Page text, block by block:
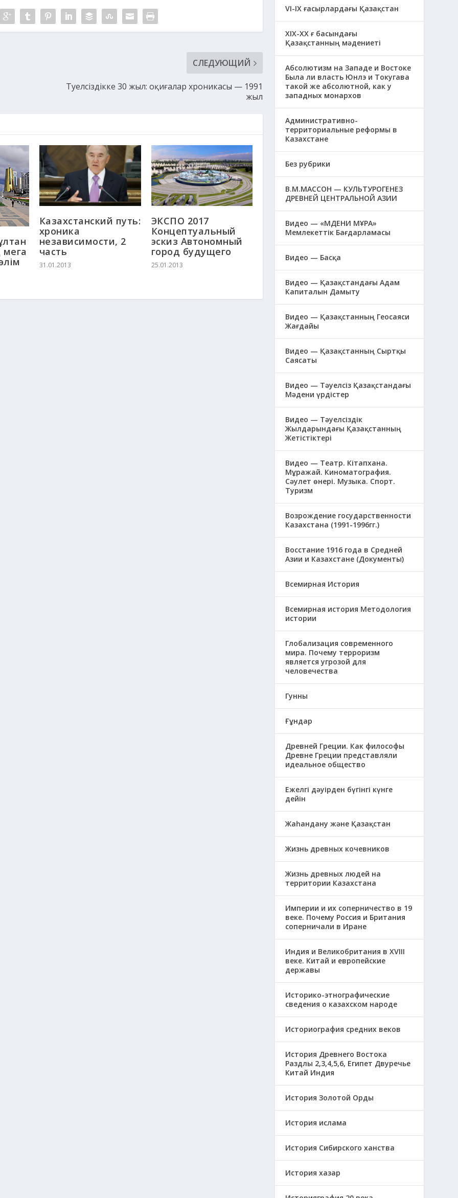
СЛЕДУЮЩИЙ
Тәуелсіздікке 30 жыл: оқиғалар хроникасы — 1991
жыл
Казахстанский путь:
хроника
независимости, 2
часть
31.01.2013
ЭКСПО 2017
Концептуальный
эскиз Aвтономный
город будущего
25.01.2013
VI-IX ғасырлардағы Қазақстан
XIХ-XX ғ басындағы
Қазақстанның мәдениеті
Абсолютизм на Западе и Востоке
Была ли власть Юнлэ и Токугава
такой же абсолютной, как у
западных монархов
Административно-
территориальные реформы в
Казахстане
Без рубрики
В.М.МАССОН — КУЛЬТУРОГЕНЕЗ
ДРЕВНЕЙ ЦЕНТРАЛЬНОЙ АЗИИ
Видео — «МӘДЕНИ МҰРА»
Мемлекеттік Бағдарламасы
Видео — Басқа
Видео — Қазақстандағы Адам
Капиталын Дамыту
Видео — Қазақстанның Геосаяси
Жағдайы
Видео — Қазақстанның Сыртқы
Саясаты
Видео — Тәуелсіз Қазақстандағы
Мәдени үрдістер
Видео — Тәуелсіздік
Жылдарындағы Қазақстанның
Жетістіктері
Видео — Театр. Кітапхана.
Мұражай. Киноматография.
Сәулет өнері. Музыка. Спорт.
Туризм
Возрождение государственности
Казахстана (1991-1996гг.)
Восстание 1916 года в Средней
Азии и Казахстане (Документы)
Всемирная История
Всемирная история Методология
истории
Глобализация современного
мира. Почему терроризм
является угрозой для
человечества
Гунны
Ғұндар
Древней Греции. Как философы
Древне Греции представляли
идеальное общество
Ежелгі дәуірден бүгінгі күнге
дейін
Жаһандану және Қазақстан
Жизнь древных кочевников
Жизнь древных людей на
территории Казахстана
Империи и их соперничество в 19
веке. Почему Россия и Британия
соперничали в Иране
Индия и Великобритания в XVIII
веке. Китай и европейские
державы
Историко-этнографические
сведения о казахском народе
Историография средних веков
История Древнего Востока
Раздлы 2,3,4,5,6, Египет Двуречье
Китай Индия
История Золотой Орды
История ислама
История Сибирского ханства
История хазар